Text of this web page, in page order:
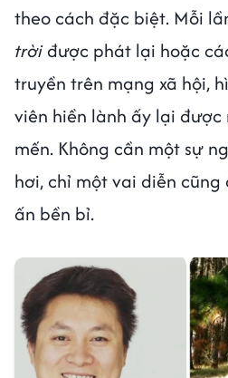
theo cách đặc biệt. Mỗi
trờiđược phát lại hoặc
truyền trên mạng xã hội,
viên hiền lành ấy lại
mến. Không cần một sự
hơi, chỉ một vai diễn
ấn bền bỉ.